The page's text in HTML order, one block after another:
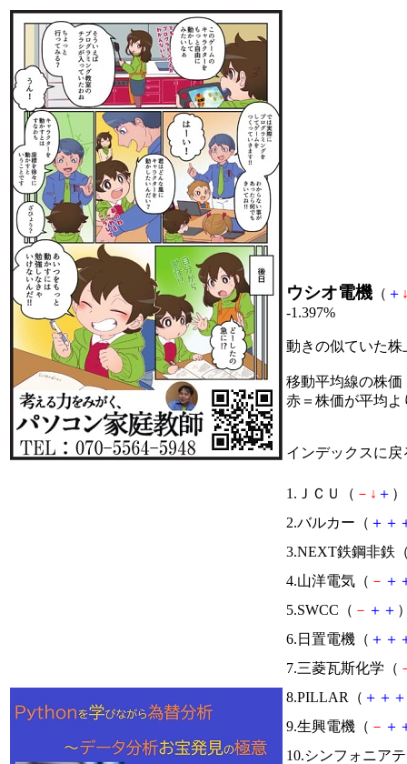
ウシオ電機 （ ＋
-1.397%
動きの似ていた
移動平均線の株価
赤＝株価が平均
インデックスに戻
1.ＪＣＵ（ － ↓ ＋
2.バルカー（ ＋ ＋
3.NEXT鉄鋼非鉄
4.山洋電気（ － ＋
5.SWCC（ － ＋ ＋
6.日置電機（ ＋ ＋
7.三菱瓦斯化学（
8.PILLAR（ ＋ ＋ ＋
9.生興電機（ － ＋
10.シンフォニア